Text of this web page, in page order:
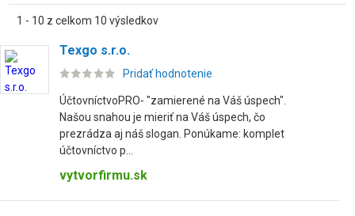
1 - 10 z celkom 10 výsledkov
Texgo s.r.o.
Pridať hodnotenie
ÚčtovníctvoPRO- "zamierené na Váš úspech".
Našou snahou je mieriť na Váš úspech, čo
prezrádza aj náš slogan. Ponúkame: komplet
účtovníctvo p...
vytvorfirmu.sk